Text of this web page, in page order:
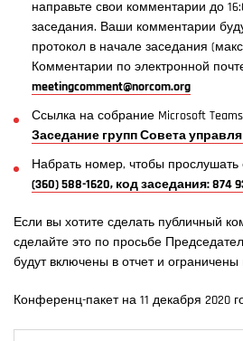
направьте свои комментарии до
заседания. Ваши комментарии
протокол в начале заседания
Комментарии по электронной
meetingcomment@norcom.org
Ссылка на собрание Microsoft
Заседание групп Совета
Набрать номер, чтобы прослушать
(360) 588-1620, код заседания: 874
Если вы хотите сделать публичный
сделайте это по просьбе
будут включены в отчет и
Конференц-пакет на 11 декабря 2020